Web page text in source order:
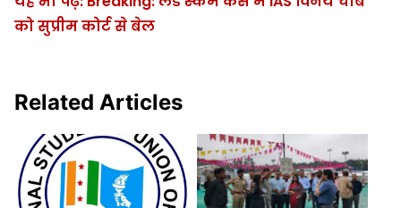
को सुप्रीम कोर्ट से बेल
Related Articles